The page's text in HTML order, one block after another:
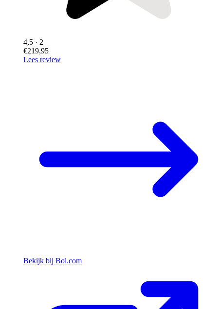
4,5 · 2
€219,95
Lees review
Bekijk bij Bol.com